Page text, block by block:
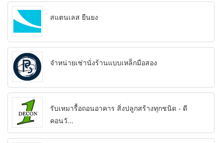
สแตนเลส ยืนยง
จำหน่ายเช่านั่งร้านแบบเหล็กมือสอง
รับเหมารื้อถอนอาคาร สิ่งปลูกสร้างทุกชนิด - ดี
คอนวั...